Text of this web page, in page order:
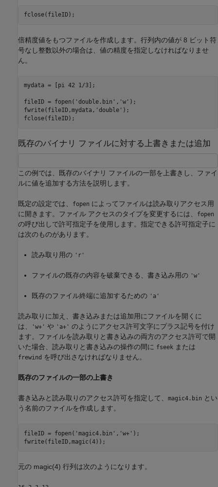
fclose(fileID);
倍精度値をもつファイルを作成します。行列内の値が 8 ビット符
号なし整数以外の場合は、値の精度を指定しなければなりませ
ん。
mydata = [pi 42 1/3];
fileID = fopen( 'double.bin' , 'w' );
fwrite(fileID,mydata, 'double' );
fclose(fileID);
既存のバイナリ ファイルに対する上書きまたは追加
この例では、既存のバイナリ ファイルの一部を上書きし、ファイ
ルに値を追加する方法を説明します。
既定の設定では、 fopen によってファイルは読み取りアクセス用
に開きます。ファイル アクセスのタイプを変更するには、
fopen
の呼び出しで許可指定子を使用します。指定できる許可指定子に
は次のものがあります。
読み取り用の 'r'
ファイルの既存の内容を破棄できる、書き込み用の 'w'
既存のファイル終端に追加するための 'a'
読み取りに加え、書き込みまたは追加用にファイルを開くに
は、
'w+' や 'a+' のようにアクセス許可文字にプラス記号を付け
ます。ファイルを読み取りと書き込みの両方のアクセス許可で開
いた場合、読み取りと書き込みの操作の間に fseek または
frewind を呼び出さなければなりません。
既存のファイルの一部の上書き
書き込みと読み取りのアクセス許可を指定して、 magic4.bin とい
う名前のファイルを作成します。
fileID = fopen( 'magic4.bin' , 'w+' );
fwrite(fileID,magic(4));
元の magic(4) 行列は次のようになります。